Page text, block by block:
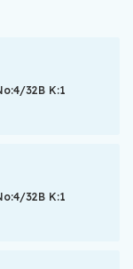
32B K:1
32B K:1